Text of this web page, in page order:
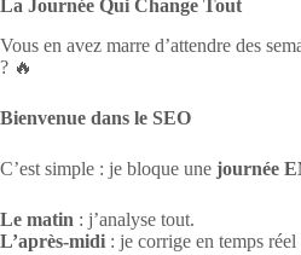
La Journée Qui Change Tout
Vous en avez marre d’attendre des
? 🔥
Bienvenue dans le SEO
C’est simple : je bloque une journée
Le matin : j’analyse tout.
L’après-midi : je corrige en temps réel